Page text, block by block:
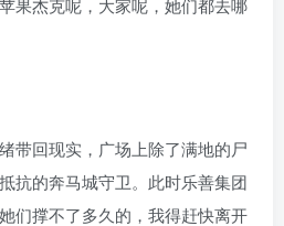
果杰克呢，大家呢，她们都去哪
带回现实，广场上除了满地的尸
抗的奔马城守卫。此时乐善集团
们撑不了多久的，我得赶快离开